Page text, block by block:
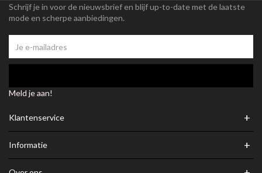
Schrijf je in voor de nieuwsbrief en blijf up-to-date met de laatste
mode en scherpe aanbiedingen.
Meld je aan!
Klantenservice +
Informatie +